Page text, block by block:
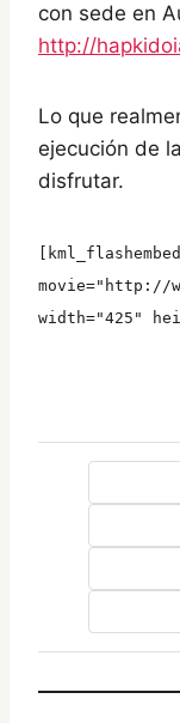
con sede en
http://
Lo que
ejecución de
disfrutar.
[kml_flashembed
movie="http://
width="425"